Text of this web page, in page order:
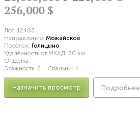
256,000 $
Лот: 12483
Направление: Можайское
Посёлок: Голицыно
Удалённость от МКАД: 30 км
Отделка:
Этажность: 2 Спальни: 4
Назначить просмотр Подробнее